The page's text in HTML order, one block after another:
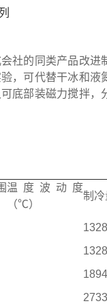
社的同类产品改
，可代替干冰和
底部装磁力搅拌
温度波动度
（℃）
制冷